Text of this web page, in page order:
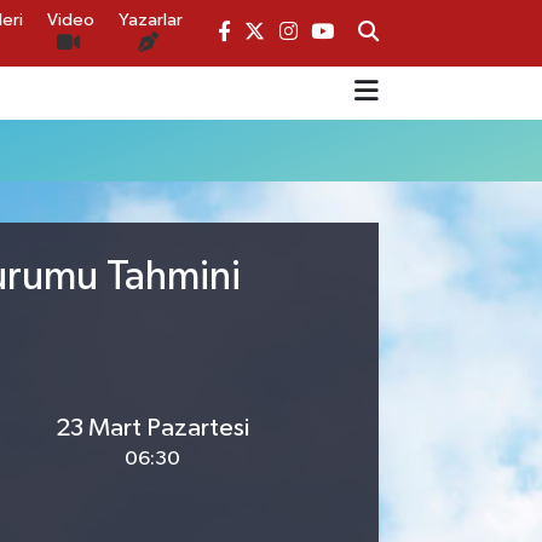
Video Yazarlar
Tahmini
23 Mart Pazartesi
06:30